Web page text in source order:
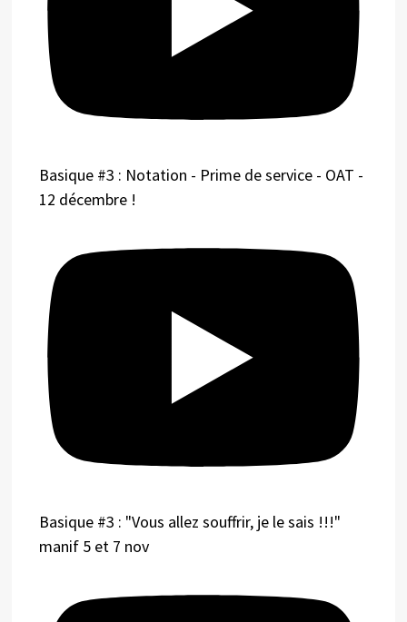
Basique #3 : Notation - Prime de service - OAT -
12 décembre !
Basique #3 : "Vous allez souffrir, je le sais !!!"
manif 5 et 7 nov